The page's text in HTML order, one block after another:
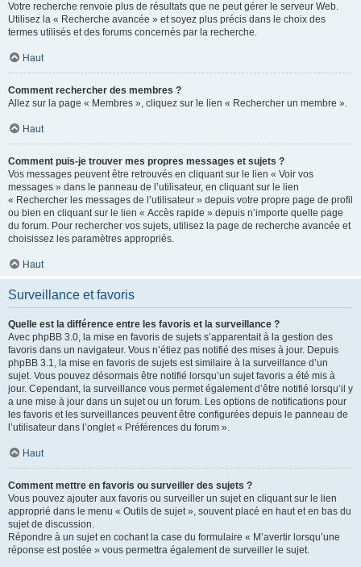
Votre recherche renvoie plus de résultats que ne peut gérer le serveur Web.
Utilisez la « Recherche avancée » et soyez plus précis dans le choix des
termes utilisés et des forums concernés par la recherche.
Haut
Comment rechercher des membres ?
Allez sur la page « Membres », cliquez sur le lien « Rechercher un membre ».
Haut
Comment puis-je trouver mes propres messages et sujets ?
Vos messages peuvent être retrouvés en cliquant sur le lien « Voir vos
messages » dans le panneau de l’utilisateur, en cliquant sur le lien
« Rechercher les messages de l’utilisateur » depuis votre propre page de profil
ou bien en cliquant sur le lien « Accès rapide » depuis n’importe quelle page
du forum. Pour rechercher vos sujets, utilisez la page de recherche avancée et
choisissez les paramètres appropriés.
Haut
Surveillance et favoris
Quelle est la différence entre les favoris et la surveillance ?
Avec phpBB 3.0, la mise en favoris de sujets s’apparentait à la gestion des
favoris dans un navigateur. Vous n’étiez pas notifié des mises à jour. Depuis
phpBB 3.1, la mise en favoris de sujets est similaire à la surveillance d’un
sujet. Vous pouvez désormais être notifié lorsqu’un sujet favoris a été mis à
jour. Cependant, la surveillance vous permet également d’être notifié lorsqu’il y
a une mise à jour dans un sujet ou un forum. Les options de notifications pour
les favoris et les surveillances peuvent être configurées depuis le panneau de
l’utilisateur dans l’onglet « Préférences du forum ».
Haut
Comment mettre en favoris ou surveiller des sujets ?
Vous pouvez ajouter aux favoris ou surveiller un sujet en cliquant sur le lien
approprié dans le menu « Outils de sujet », souvent placé en haut et en bas du
sujet de discussion.
Répondre à un sujet en cochant la case du formulaire « M’avertir lorsqu’une
réponse est postée » vous permettra également de surveiller le sujet.